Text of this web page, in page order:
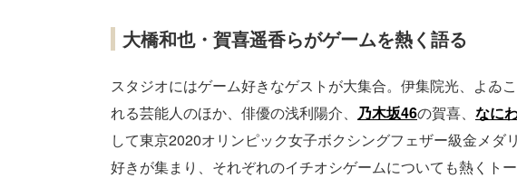
大橋和也・賀喜遥香らがゲームを熱く語る
スタジオにはゲーム好きなゲストが大集合。伊集院光、よゐ
れる芸能人のほか、俳優の浅利陽介、 乃木坂46の賀喜、 なに
して東京2020オリンピック女子ボクシングフェザー級金メ
好きが集まり、それぞれのイチオシゲームについても熱くト